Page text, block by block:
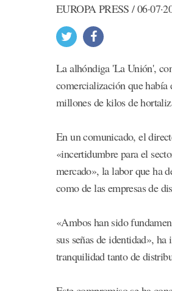
EUROPA PRESS /
La alhóndiga 'La Unión',
comercialización que había
millones de kilos de
En un comunicado, el
«incertidumbre para el
mercado», la labor que ha
como de las empresas de
«Ambos han sido
sus señas de identidad»,
tranquilidad tanto de